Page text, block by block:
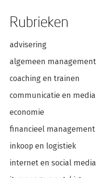
Rubrieken
advisering
algemeen management
coaching en trainen
communicatie en media
economie
financieel management
inkoop en logistiek
internet en social media